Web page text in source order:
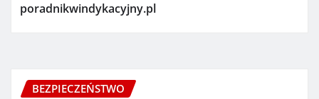
poradnikwindykacyjny.pl
BEZPIECZEŃSTWO